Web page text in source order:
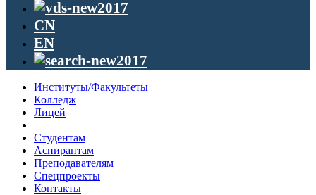
CN
EN
Институты/Факультеты
Колледж
Лицей
|
Студентам
Аспирантам
Преподавателям
Спецпроекты
Контакты